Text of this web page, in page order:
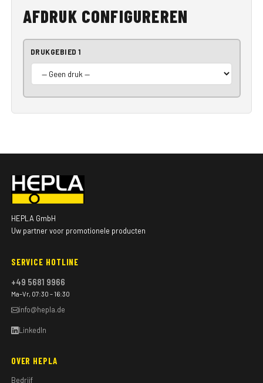
AFDRUK CONFIGUREREN
DRUKGEBIED 1
HEPLA GmbH
Uw partner voor promotionele producten
SERVICE HOTLINE
+49 5681 9966
Ma–Vr, 07:30 – 16:30
info@hepla.de
LinkedIn
OVER HEPLA
Bedrijf